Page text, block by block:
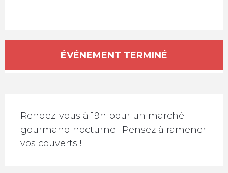
Ouverture et coordonnées
ÉVÉNEMENT TERMINÉ
Description
Rendez-vous à 19h pour un marché
gourmand nocturne ! Pensez à ramener
vos couverts !